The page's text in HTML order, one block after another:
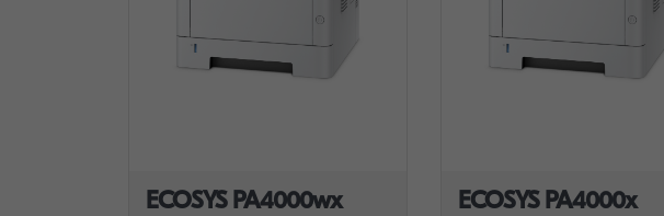
ECOSYS PA4000wx ECOSYS PA4000x